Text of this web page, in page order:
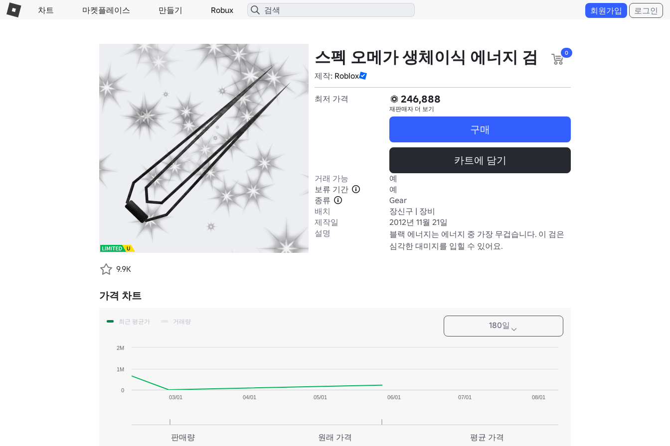
차트 마켓플레이스 만들기 Robux 회원가입 로그인
스펙 오메가 생체이식 에너지 검
제작: Roblox
0
최저 가격 246,888
재판매자 더 보기
구매
카트에 담기
거래 가능
예
보류 기간
예
종류
Gear
배치
장신구 | 장비
제작일
2012년 11월 21일
설명
블랙 에너지는 에너지 중 가장 무겁습니다. 이 검은
심각한 대미지를 입힐 수 있어요.
9.9K
가격 차트
180일
최근 평균가 거래량
03/01 04/01 05/01 06/01 07/01 08/01
0
1M
2M
판매량 원래 가격 평균 가격